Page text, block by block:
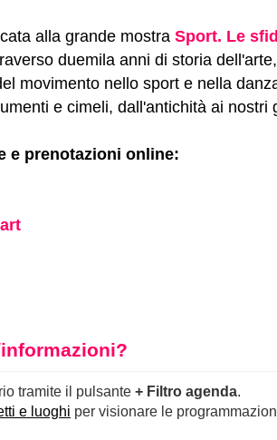
alla grande mostra Sport. Le
duemila anni di storia
movimento nello sport e nella
e cimeli, dall'antichità ai nostri
e prenotazioni online:
tramite il pulsante + Filtro agenda.
e luoghi per visionare le